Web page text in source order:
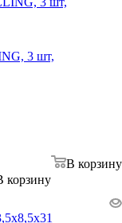
3 шт,
В корзину
корзину